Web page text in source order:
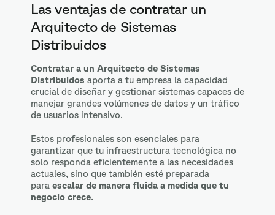
Las ventajas de contratar un
Arquitecto de Sistemas
Distribuidos
Contratar a un Arquitecto de Sistemas
Distribuidos aporta a tu empresa la capacidad
crucial de diseñar y gestionar sistemas capaces de
manejar grandes volúmenes de datos y un tráfico
de usuarios intensivo.
Estos profesionales son esenciales para
garantizar que tu infraestructura tecnológica no
solo responda eficientemente a las necesidades
actuales, sino que también esté preparada
para escalar de manera fluida a medida que tu
negocio crece.